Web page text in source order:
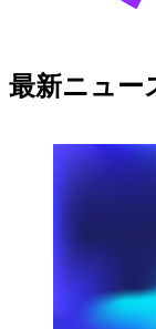
最新ニュー